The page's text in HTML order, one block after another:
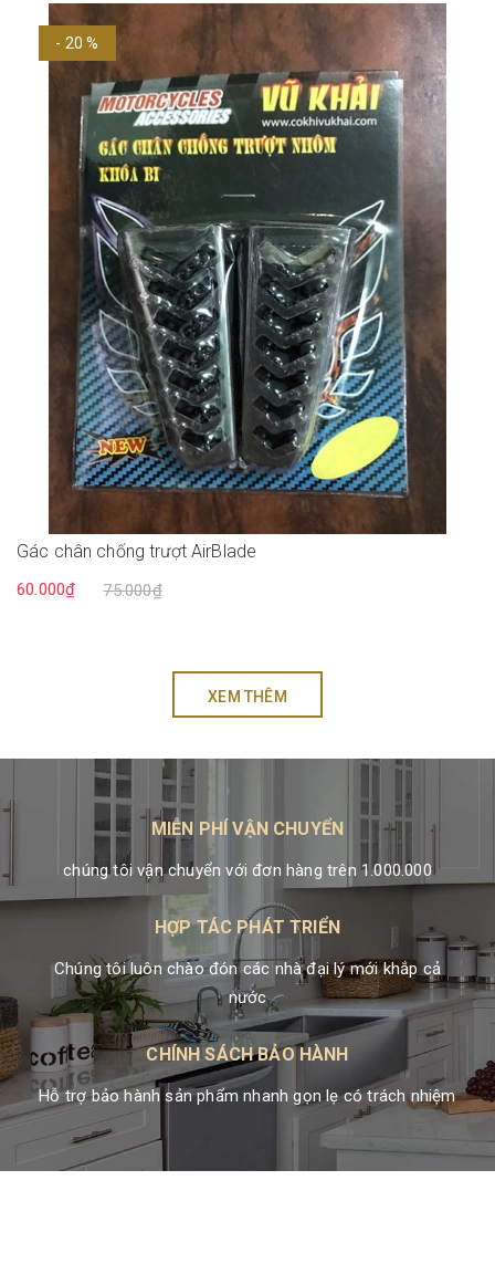
- 20 %
Gác chân chống trượt AirBlade
60.000₫ 75.000₫
XEM THÊM
MIỄN PHÍ VẬN CHUYỂN
chúng tôi vận chuyển với đơn hàng trên 1.000.000
HỢP TÁC PHÁT TRIỂN
Chúng tôi luôn chào đón các nhà đại lý mới khắp cả
nước
CHÍNH SÁCH BẢO HÀNH
Hỗ trợ bảo hành sản phẩm nhanh gọn lẹ có trách nhiệm